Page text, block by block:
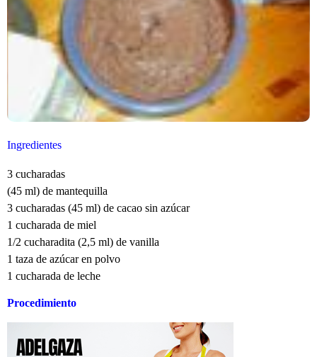
Ingredientes
3 cucharadas
(45 ml) de mantequilla
3 cucharadas (45 ml) de cacao sin azúcar
1 cucharada de miel
1/2 cucharadita (2,5 ml) de vanilla
1 taza de azúcar en polvo
1 cucharada de leche
Procedimiento